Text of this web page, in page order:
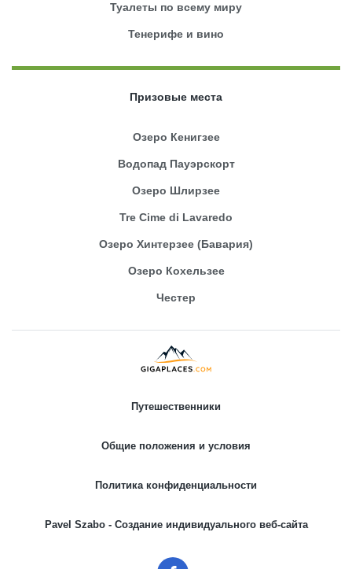
Туалеты по всему миру
Тенерифе и вино
Призовые места
Озеро Кенигзее
Водопад Пауэрскорт
Озеро Шлирзее
Tre Cime di Lavaredo
Озеро Хинтерзее (Бавария)
Озеро Кохельзее
Честер
Путешественники
Общие положения и условия
Политика конфиденциальности
Pavel Szabo - Создание индивидуального веб-сайта